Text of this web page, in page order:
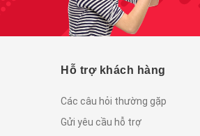
Hỗ trợ khách hàng
Các câu hỏi thường gặp
Gửi yêu cầu hỗ trợ